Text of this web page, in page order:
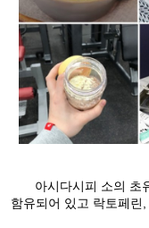
아시다시피 소의 초
함유되어 있고 락토페린